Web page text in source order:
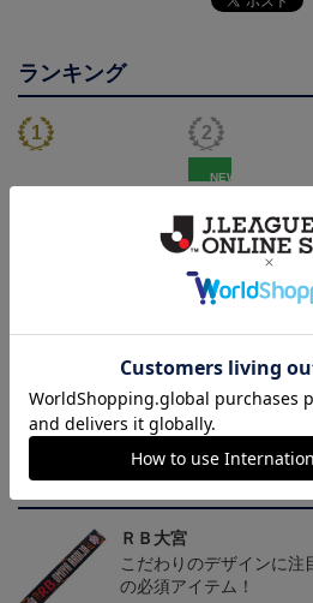
ランキング
【選手名・背番号入り】
2026/27オーセンティッ
クユニフォーム（フィー
ルド1st）
NEW
RB大宮アルディ
ピカチュウ タオル
ー
トピックス
ＲＢ大宮
こだわりのデザインに
の必須アイテム！